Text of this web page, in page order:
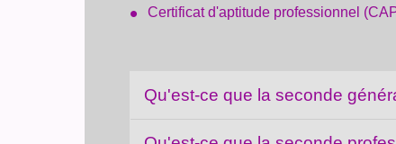
Certificat d'aptitude professionnel
Qu'est-ce que la seconde